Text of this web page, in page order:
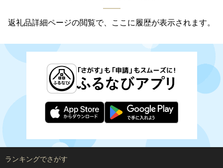
返礼品詳細ページの閲覧で、ここに履歴が表示されます。
ランキングでさがす